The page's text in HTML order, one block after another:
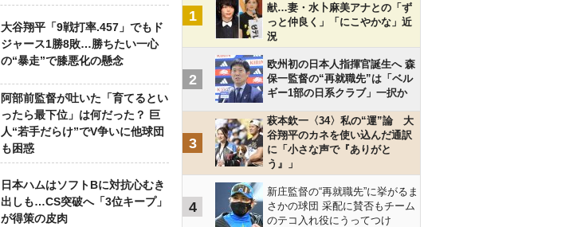
大谷翔平「9戦打率.457」でもド
ジャース1勝8敗…勝ちたい一心
の“暴走”で膝悪化の懸念
阿部前監督が吐いた「育てるとい
ったら最下位」は何だった？ 巨
人“若手だらけ”でV争いに他球団
も困惑
日本ハムはソフトBに対抗心むき
出しも…CS突破へ「3位キープ」
が得策の皮肉
1
献…妻・水卜麻美アナとの「ず
っと仲良く」「にこやかな」近
況
2
欧州初の日本人指揮官誕生へ 森
保一監督の“再就職先”は「ベル
ギー1部の日系クラブ」一択か
3
萩本欽一〈34〉私の“運”論 大
谷翔平のカネを使い込んだ通訳
に「小さな声で『ありがと
う』」
4
新庄監督の“再就職先”に挙がるま
さかの球団 采配に賛否もチーム
のテコ入れ役にうってつけ